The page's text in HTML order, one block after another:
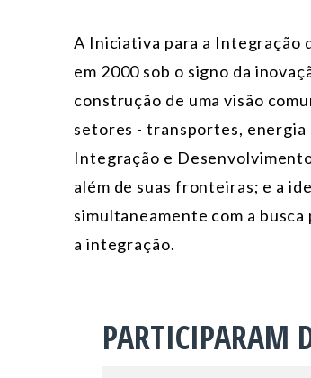
A Iniciativa para a Integração
em 2000 sob o signo da
construção de uma visão
setores - transportes, energia
Integração e
além de suas fronteiras; e a
simultaneamente com a
a integração.
PARTICIPARAM